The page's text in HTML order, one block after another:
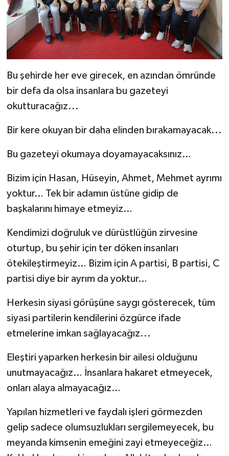
Bu şehirde her eve girecek, en azından ömründe
bir defa da olsa insanlara bu gazeteyi
okutturacağız...
Bir kere okuyan bir daha elinden bırakamayacak...
Bu gazeteyi okumaya doyamayacaksınız…
Bizim için Hasan, Hüseyin, Ahmet, Mehmet ayrımı
yoktur… Tek bir adamın üstüne gidip de
başkalarını himaye etmeyiz…
Kendimizi doğruluk ve dürüstlüğün zirvesine
oturtup, bu şehir için ter döken insanları
ötekileştirmeyiz… Bizim için A partisi, B partisi, C
partisi diye bir ayrım da yoktur…
Herkesin siyasi görüşüne saygı gösterecek, tüm
siyasi partilerin kendilerini özgürce ifade
etmelerine imkan sağlayacağız...
Eleştiri yaparken herkesin bir ailesi olduğunu
unutmayacağız… İnsanlara hakaret etmeyecek,
onları alaya almayacağız…
Yapılan hizmetleri ve faydalı işleri görmezden
gelip sadece olumsuzlukları sergilemeyecek, bu
meyanda kimsenin emeğini zayi etmeyeceğiz…